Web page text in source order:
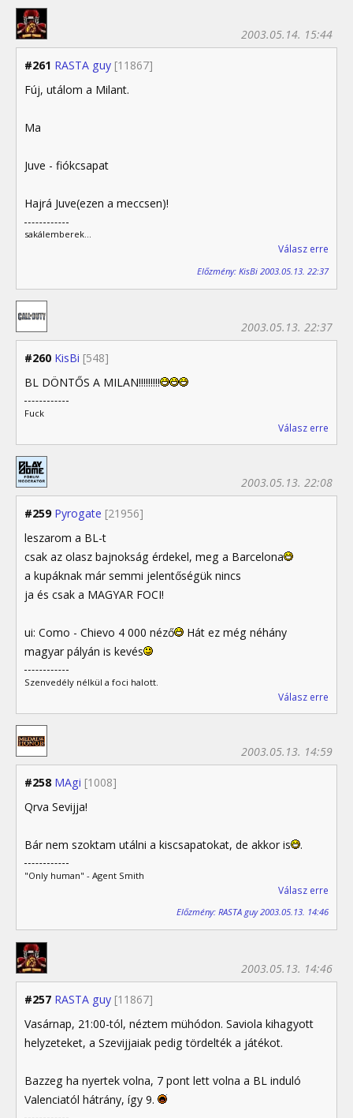
#261 RASTA guy [11867]
2003.05.14. 15:44
Fúj, utálom a Milant.
Ma
Juve - fiókcsapat
Hajrá Juve(ezen a meccsen)!
sakálemberek...
Válasz erre
Előzmény: KisBi 2003.05.13. 22:37
#260 KisBi [548]
2003.05.13. 22:37
BL DÖNTŐS A MILAN!!!!!!!!!
Fuck
Válasz erre
#259 Pyrogate [21956]
2003.05.13. 22:08
leszarom a BL-t
csak az olasz bajnokság érdekel, meg a Barcelona
a kupáknak már semmi jelentőségük nincs
ja és csak a MAGYAR FOCI!
ui: Como - Chievo 4 000 néző
Hát ez még néhány
magyar pályán is kevés
Szenvedély nélkül a foci halott.
Válasz erre
#258 MAgi [1008]
2003.05.13. 14:59
Qrva Sevijja!
Bár nem szoktam utálni a kiscsapatokat, de akkor is .
"Only human" - Agent Smith
Válasz erre
Előzmény: RASTA guy 2003.05.13. 14:46
#257 RASTA guy [11867]
2003.05.13. 14:46
Vasárnap, 21:00-tól, néztem mühódon. Saviola kihagyott
helyzeteket, a Szevijjaiak pedig tördelték a játékot.
Bazzeg ha nyertek volna, 7 pont lett volna a BL induló
Valenciatól hátrány, így 9.